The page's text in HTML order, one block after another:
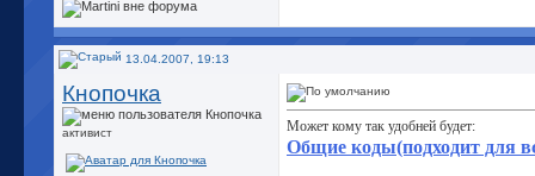
13.04.2007, 19:13
Кнопочка
активист Может кому так удобней будет:
Общие коды(подходит для